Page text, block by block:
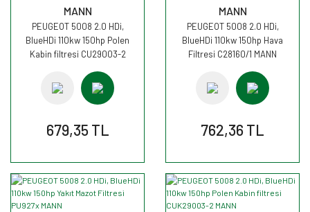
MANN
PEUGEOT 5008 2.0 HDi,
BlueHDi 110kw 150hp Polen
Kabin filtresi CU29003-2
679,35 TL
MANN
PEUGEOT 5008 2.0 HDi,
BlueHDi 110kw 150hp Hava
Filtresi C28160/1 MANN
762,36 TL